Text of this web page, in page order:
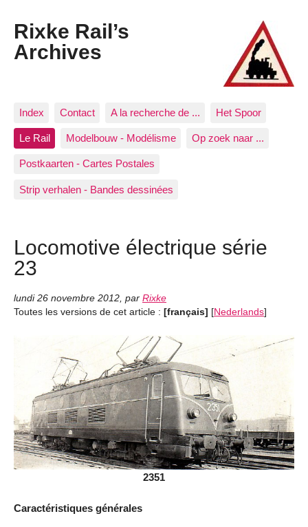
Rixke Rail’s
Archives
Index Contact A la recherche de ... Het Spoor
Le Rail Modelbouw - Modélisme Op zoek naar ...
Postkaarten - Cartes Postales
Strip verhalen - Bandes dessinées
Locomotive électrique série
23
lundi 26 novembre 2012, par Rixke
Toutes les versions de cet article : [français] [Nederlands]
2351
Caractéristiques générales